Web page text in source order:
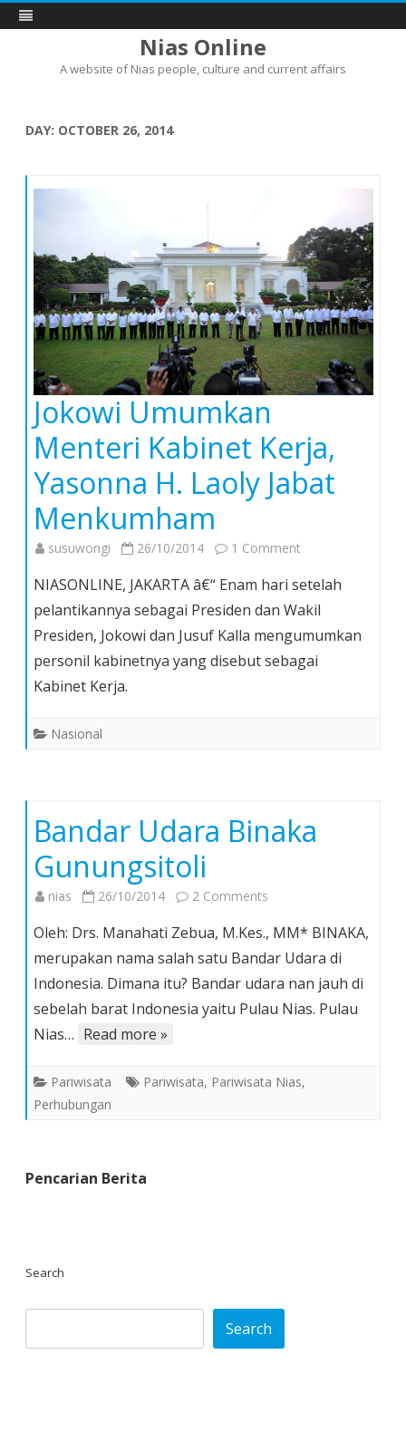
Nias Online
A website of Nias people, culture and current affairs
DAY: OCTOBER 26, 2014
Jokowi Umumkan
Menteri Kabinet Kerja,
Yasonna H. Laoly Jabat
Menkumham
susuwongi 26/10/2014 1 Comment
Umumkan
Menteri
Kabinet
Kerja,
NIASONLINE, JAKARTA â€“ Enam hari setelah
pelantikannya sebagai Presiden dan Wakil
Presiden, Jokowi dan Jusuf Kalla mengumumkan
personil kabinetnya yang disebut sebagai
Kabinet Kerja.
Nasional
Bandar Udara Binaka
Gunungsitoli
nias 26/10/2014 2 Comments
Udara
Binaka
Gunungsitoli
Oleh: Drs. Manahati Zebua, M.Kes., MM* BINAKA,
merupakan nama salah satu Bandar Udara di
Indonesia. Dimana itu? Bandar udara nan jauh di
sebelah barat Indonesia yaitu Pulau Nias. Pulau
Nias… Read more »
Pariwisata Pariwisata, Pariwisata Nias,
Perhubungan
Pencarian Berita
Search
Search